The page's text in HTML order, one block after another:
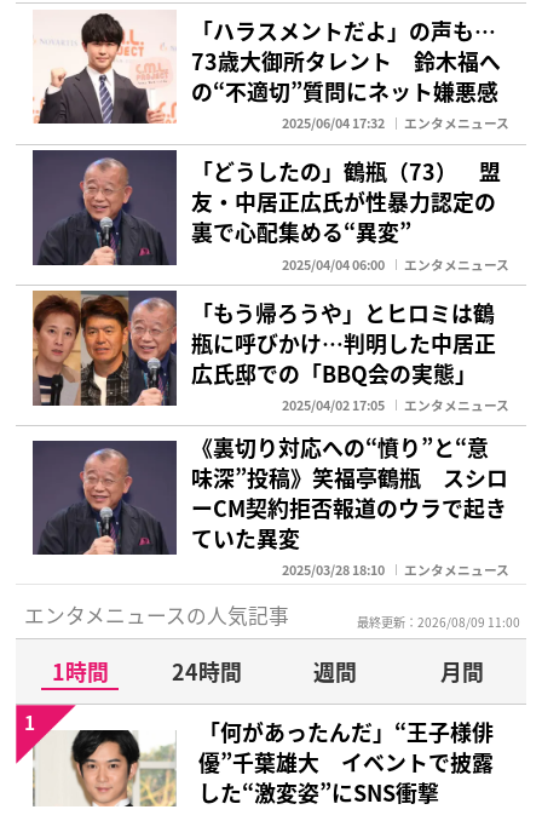
「ハラスメントだよ」の声も…
73歳大御所タレント 鈴木福へ
の“不適切”質問にネット嫌悪感
2025/06/04 17:32 エンタメニュース
「どうしたの」鶴瓶（73） 盟
友・中居正広氏が性暴力認定の
裏で心配集める“異変”
2025/04/04 06:00 エンタメニュース
「もう帰ろうや」とヒロミは鶴
瓶に呼びかけ…判明した中居正
広氏邸での「BBQ会の実態」
2025/04/02 17:05 エンタメニュース
《裏切り対応への“憤り”と“意
味深”投稿》笑福亭鶴瓶 スシロ
ーCM契約拒否報道のウラで起き
ていた異変
2025/03/28 18:10 エンタメニュース
エンタメニュースの人気記事 最終更新：2026/08/09 11:00
1時間 24時間 週間
月間
「何があったんだ」“王子様俳
優”千葉雄大 イベントで披露
した“激変姿”にSNS衝撃
1